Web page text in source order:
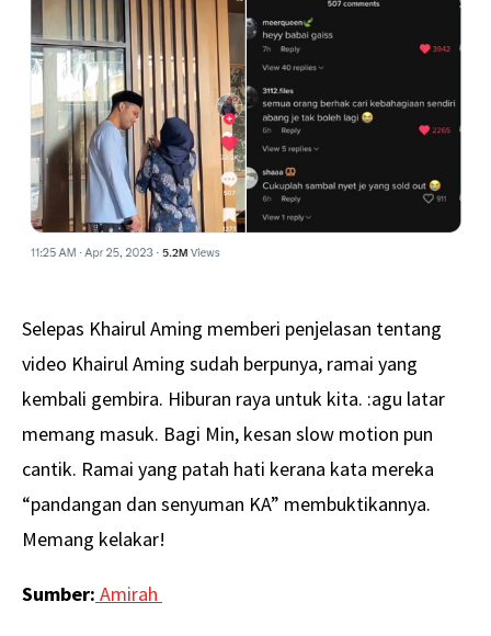
Selepas Khairul Aming memberi penjelasan tentang
video Khairul Aming sudah berpunya, ramai yang
kembali gembira. Hiburan raya untuk kita. :agu latar
memang masuk. Bagi Min, kesan slow motion pun
cantik. Ramai yang patah hati kerana kata mereka
“pandangan dan senyuman KA” membuktikannya.
Memang kelakar!
Sumber: Amirah